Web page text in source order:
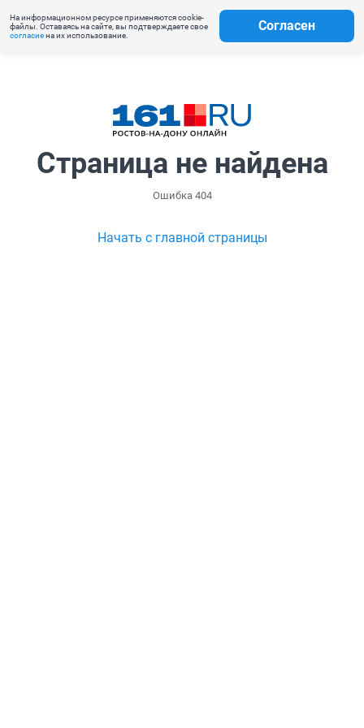
На информационном ресурсе применяются cookie-
файлы. Оставаясь на сайте, вы подтверждаете свое
согласиена их использование.
Согласен
Страница не найдена
Ошибка 404
Начать с главной страницы